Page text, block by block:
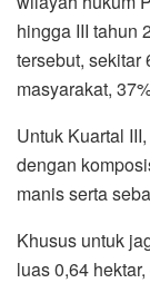
hingga III tahun
tersebut, sekitar
masyarakat,
Untuk Kuartal
dengan
manis serta
Khusus untuk
luas 0,64